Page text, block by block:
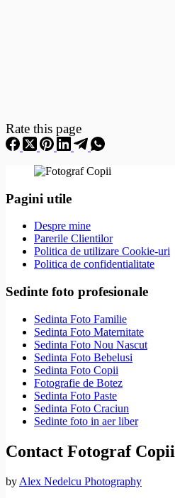
Rate this page
Pagini utile
Despre mine
Parerile Clientilor
Politica de utilizare Cookie-uri
Politica de confidentialitate
Sedinte foto profesionale
Sedinta Foto Familie
Sedinta Foto Maternitate
Sedinta Foto Nou Nascut
Sedinta Foto Bebelusi
Sedinta Foto Copii
Fotografie de Botez
Sedinta Foto Paste
Sedinta Foto Craciun
Sedinte foto in aer liber
Contact Fotograf Copii
by Alex Nedelcu Photography